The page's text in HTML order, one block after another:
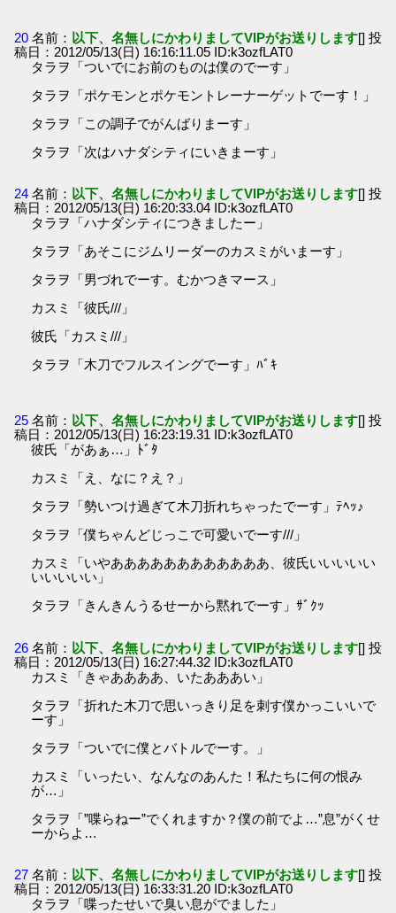
20 名前： 以下、名無しにかわりましてVIPがお送りします[] 投
稿日：2012/05/13(日) 16:16:11.05 ID:k3ozfLAT0
タラヲ「ついでにお前のものは僕のでーす」
タラヲ「ポケモンとポケモントレーナーゲットでーす！」
タラヲ「この調子でがんばりまーす」
タラヲ「次はハナダシティにいきまーす」
24 名前： 以下、名無しにかわりましてVIPがお送りします[] 投
稿日：2012/05/13(日) 16:20:33.04 ID:k3ozfLAT0
タラヲ「ハナダシティにつきましたー」
タラヲ「あそこにジムリーダーのカスミがいまーす」
タラヲ「男づれでーす。むかつきマース」
カスミ「彼氏///」
彼氏「カスミ///」
タラヲ「木刀でフルスイングでーす」ﾊﾞｷ
25 名前： 以下、名無しにかわりましてVIPがお送りします[] 投
稿日：2012/05/13(日) 16:23:19.31 ID:k3ozfLAT0
彼氏「があぁ…」ﾄﾞﾀ
カスミ「え、なに？え？」
タラヲ「勢いつけ過ぎて木刀折れちゃったでーす」ﾃﾍｯ♪
タラヲ「僕ちゃんどじっこで可愛いでーす///」
カスミ「いやああああああああああああ、彼氏いいいいい
いいいいい」
タラヲ「きんきんうるせーから黙れでーす」ｻﾞｸｯ
26 名前： 以下、名無しにかわりましてVIPがお送りします[] 投
稿日：2012/05/13(日) 16:27:44.32 ID:k3ozfLAT0
カスミ「きゃああああ、いたあああい」
タラヲ「折れた木刀で思いっきり足を刺す僕かっこいいで
ーす」
タラヲ「ついでに僕とバトルでーす。」
カスミ「いったい、なんなのあんた！私たちに何の恨み
が…」
タラヲ「”喋らねー”でくれますか？僕の前でよ…”息”がくせ
ーからよ…
27 名前： 以下、名無しにかわりましてVIPがお送りします[] 投
稿日：2012/05/13(日) 16:33:31.20 ID:k3ozfLAT0
タラヲ「喋ったせいで臭い息がでました」